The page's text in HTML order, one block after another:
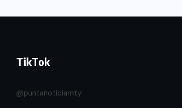
TikTok
@puntanoticiamty